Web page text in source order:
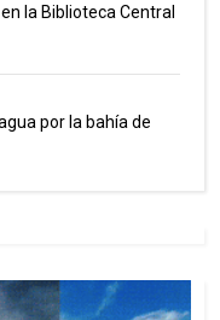
la Biblioteca Central
por la bahía de